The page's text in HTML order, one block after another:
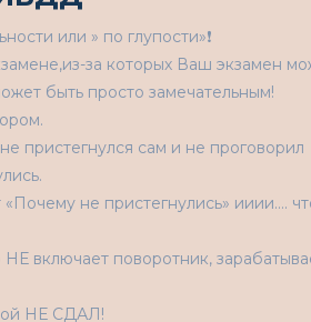
или » по глупости»❗
за которых Ваш экзамен
быть просто замечательным!
пристегнулся сам и не проговорил
не пристегнулись» ииии….
НЕ включает поворотник,
НЕ СДАЛ!